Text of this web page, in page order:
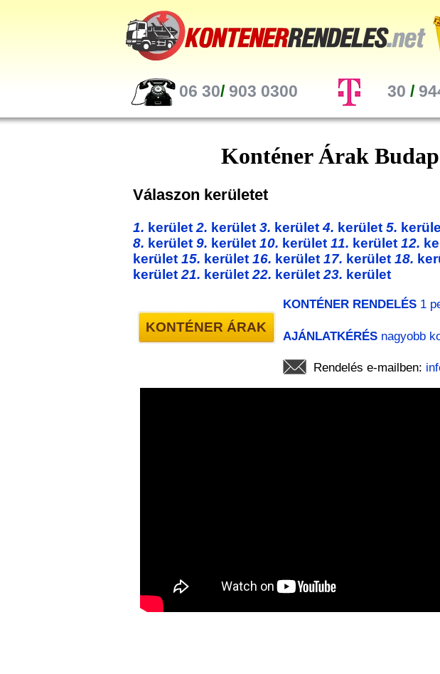
06 30/903 0300 30 /
Konténer Árak
Válaszon kerületet
1. kerület 2. kerület 3. kerület 4. kerület 5.
8. kerület 9. kerület 10. kerület 11. kerület 12.
kerület 15. kerület 16. kerület 17. kerület 18.
kerület 21. kerület 22. kerület 23. kerület
KONTÉNER ÁRAK
KONTÉNER RENDELÉS1
AJÁNLATKÉRÉSnagyobb
Rendelés e-mailben: